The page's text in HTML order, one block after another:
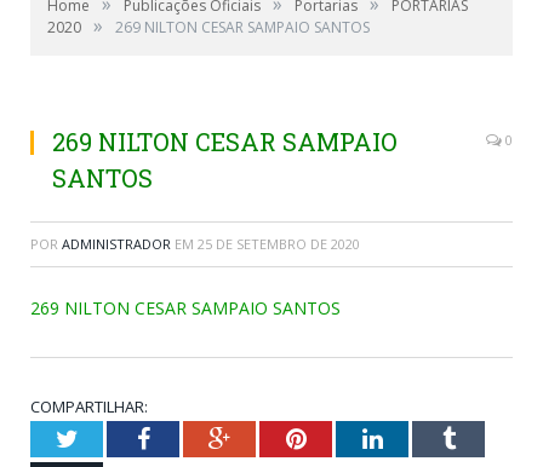
Home Publicações Oficiais Portarias
PORTARIAS
2020 » 269 NILTON CESAR SAMPAIO SANTOS
269 NILTON CESAR SAMPAIO
SANTOS
0
POR ADMINISTRADOR EM 25 DE SETEMBRO DE 2020
269 NILTON CESAR SAMPAIO SANTOS
COMPARTILHAR:
TwitterFacebookGoogle+PinterestLinkedInTumblr